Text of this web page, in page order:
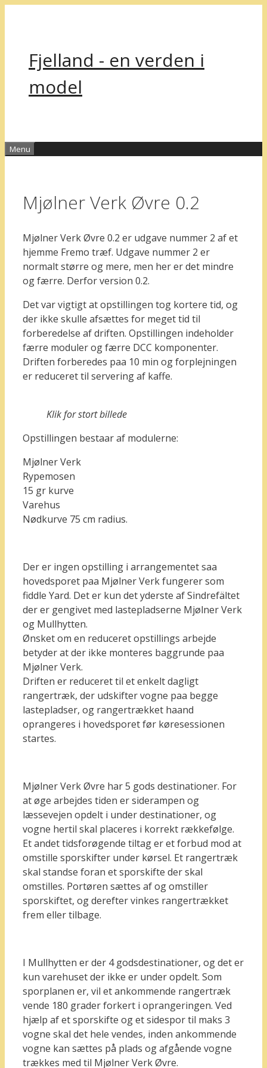
Fjelland - en verden i
model
Menu
Mjølner Verk Øvre 0.2
Mjølner Verk Øvre 0.2 er udgave nummer 2 af et
hjemme Fremo træf. Udgave nummer 2 er
normalt større og mere, men her er det mindre
og færre. Derfor version 0.2.
Det var vigtigt at opstillingen tog kortere tid, og
der ikke skulle afsættes for meget tid til
forberedelse af driften. Opstillingen indeholder
færre moduler og færre DCC komponenter.
Driften forberedes paa 10 min og forplejningen
er reduceret til servering af kaffe.
Klik for stort billede
Opstillingen bestaar af modulerne:
Mjølner Verk
Rypemosen
15 gr kurve
Varehus
Nødkurve 75 cm radius.
Der er ingen opstilling i arrangementet saa
hovedsporet paa Mjølner Verk fungerer som
fiddle Yard. Det er kun det yderste af Sindrefältet
der er gengivet med lastepladserne Mjølner Verk
og Mullhytten.
Ønsket om en reduceret opstillings arbejde
betyder at der ikke monteres baggrunde paa
Mjølner Verk.
Driften er reduceret til et enkelt dagligt
rangertræk, der udskifter vogne paa begge
lastepladser, og rangertrækket haand
oprangeres i hovedsporet før køresessionen
startes.
Mjølner Verk Øvre har 5 gods destinationer. For
at øge arbejdes tiden er siderampen og
læssevejen opdelt i under destinationer, og
vogne hertil skal placeres i korrekt rækkefølge.
Et andet tidsforøgende tiltag er et forbud mod at
omstille sporskifter under kørsel. Et rangertræk
skal standse foran et sporskifte der skal
omstilles. Portøren sættes af og omstiller
sporskiftet, og derefter vinkes rangertrækket
frem eller tilbage.
I Mullhytten er der 4 godsdestinationer, og det er
kun varehuset der ikke er under opdelt. Som
sporplanen er, vil et ankommende rangertræk
vende 180 grader forkert i oprangeringen. Ved
hjælp af et sporskifte og et sidespor til maks 3
vogne skal det hele vendes, inden ankommende
vogne kan sættes på plads og afgående vogne
trækkes med til Mjølner Verk Øvre.